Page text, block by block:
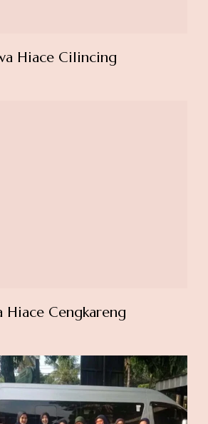
Hiace Cilincing
Hiace Cengkareng